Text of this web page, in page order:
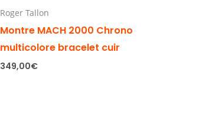
Roger Tallon
Montre MACH 2000 Chrono
multicolore bracelet cuir
349,00€